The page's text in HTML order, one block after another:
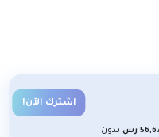
اشترك الآن!
رس
بدون